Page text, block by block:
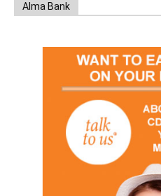
Alma Bank